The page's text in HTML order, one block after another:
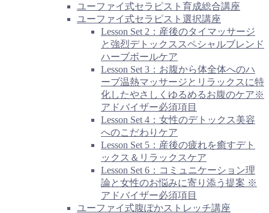
ユーファイ式セラピスト育成総合講座
ユーファイ式セラピスト選択講座
Lesson Set 2：産後のタイマッサージ
と強烈デトックススペシャルブレンド
ハーブボールケア
Lesson Set 3：お腹から体全体へのハ
ーブ温熱マッサージとリラックスに特
化したやさしくゆるめるお腹のケア※
アドバイザー必須項目
Lesson Set 4：女性のデトックス美容
へのこだわりケア
Lesson Set 5：産後の疲れを癒すデト
ックス＆リラックスケア
Lesson Set 6：コミュニケーション理
論と女性のお悩みに寄り添う提案 ※
アドバイザー必須項目
ユーファイ式腹ぽかストレッチ講座